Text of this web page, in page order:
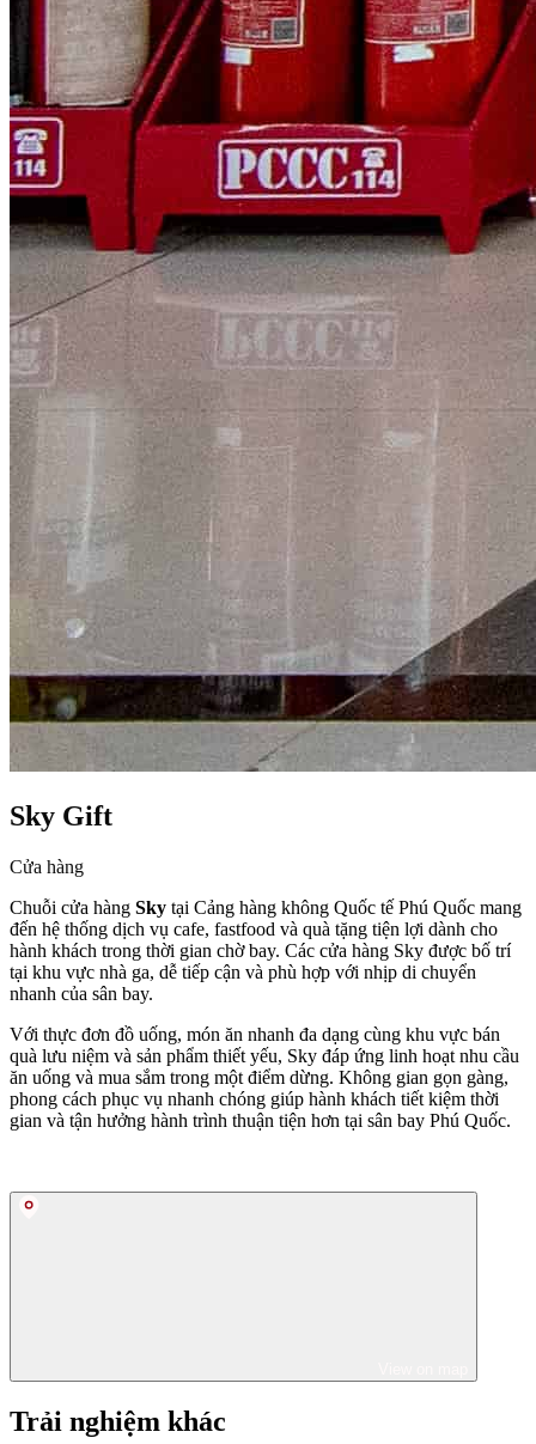
Sky Gift
Cửa hàng
Chuỗi cửa hàng Sky tại Cảng hàng không Quốc tế Phú Quốc mang
đến hệ thống dịch vụ cafe, fastfood và quà tặng tiện lợi dành cho
hành khách trong thời gian chờ bay. Các cửa hàng Sky được bố trí
tại khu vực nhà ga, dễ tiếp cận và phù hợp với nhịp di chuyển
nhanh của sân bay.
Với thực đơn đồ uống, món ăn nhanh đa dạng cùng khu vực bán
quà lưu niệm và sản phẩm thiết yếu, Sky đáp ứng linh hoạt nhu cầu
ăn uống và mua sắm trong một điểm dừng. Không gian gọn gàng,
phong cách phục vụ nhanh chóng giúp hành khách tiết kiệm thời
gian và tận hưởng hành trình thuận tiện hơn tại sân bay Phú Quốc.
Trải nghiệm khác